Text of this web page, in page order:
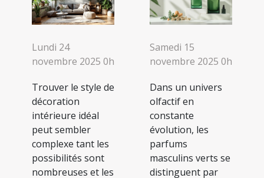
Lundi 24
novembre 2025 0h
Trouver le style de
décoration
intérieure idéal
peut sembler
complexe tant les
possibilités sont
nombreuses et les
Samedi 15
novembre 2025 0h
Dans un univers
olfactif en
constante
évolution, les
parfums
masculins verts se
distinguent par